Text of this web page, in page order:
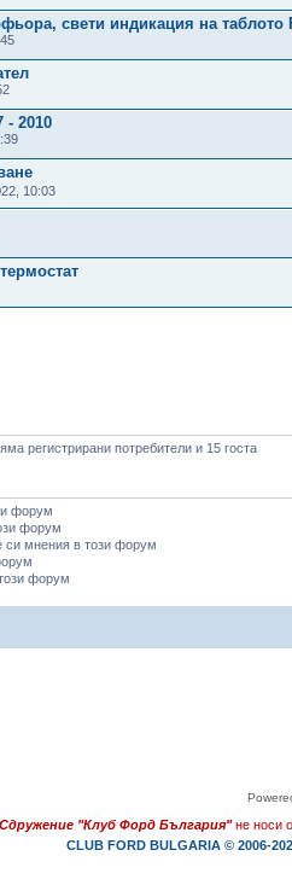
свети индикация на таблото
- 2010
10:03
регистрирани потребители и 15 госта
форум
форум
си мнения в този форум
форум
Сдружение "Клуб Форд България" не носи
CLUB FORD BULGARIA © 2006-